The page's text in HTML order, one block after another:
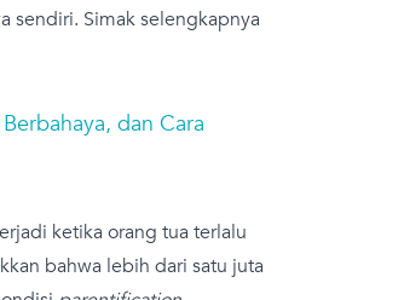
sendiri. Simak selengkapnya
dan Cara
ketika orang tua terlalu
bahwa lebih dari satu juta